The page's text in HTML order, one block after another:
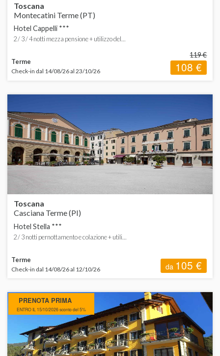
Toscana
Montecatini Terme (PT)
Hotel Cappelli ***
2 / 3 / 4 notti mezza pensione + utilizzo del...
Terme
Check-in dal 14/08/26 al 23/10/26
119 €
108 €
Toscana
Casciana Terme (PI)
Hotel Stella ***
2 / 3 notti pernottamento e colazione + utili...
Terme
Check-in dal 14/08/26 al 12/10/26 da 105 €
PRENOTA PRIMA
ENTRO IL 15/10/2026 sconto del 5%